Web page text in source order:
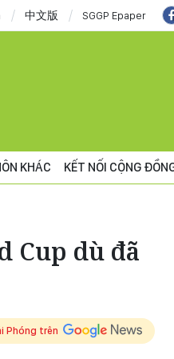
中文版 SGGP Epaper
KHÁC KẾT NỐI CỘNG
Cup dù đã
Phóng trên